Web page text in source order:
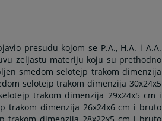
presudu kojom se P.A., H.A. i A.A.
zeljastu materiju koju su prethodno
smeđom selotejp trakom dimenzija
selotejp trakom dimenzija 30x24x5
trakom dimenzija 29x24x5 cm i
trakom dimenzija 26x24x6 cm i bruto